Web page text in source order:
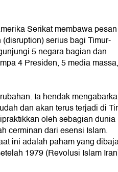
Serikat membawa pesan
serius bagi Timur-
5 negara bagian dan
4 Presiden, 5 media
Ia hendak
dan akan terus terjadi di
oleh sebagian dunia
cerminan dari esensi Islam.
ini adalah paham yang
1979 (Revolusi Islam